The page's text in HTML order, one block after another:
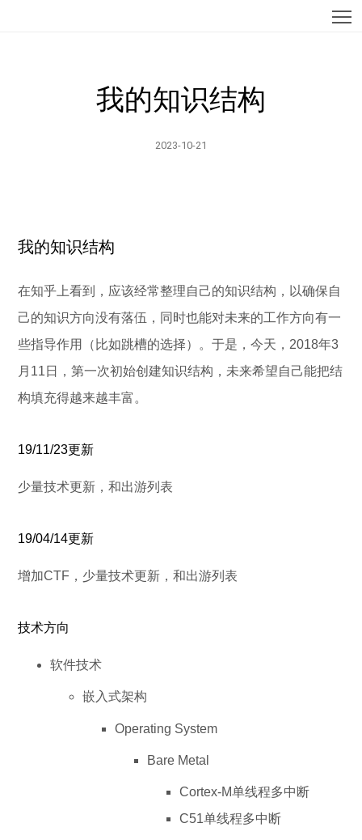
我的知识结构
2023-10-21
我的知识结构
在知乎上看到，应该经常整理自己的知识结构，以确保自
己的知识方向没有落伍，同时也能对未来的工作方向有一
些指导作用（比如跳槽的选择）。于是，今天，2018年3
月11日，第一次初始创建知识结构，未来希望自己能把结
构填充得越来越丰富。
19/11/23更新
少量技术更新，和出游列表
19/04/14更新
增加CTF，少量技术更新，和出游列表
技术方向
软件技术
嵌入式架构
Operating System
Bare Metal
Cortex-M单线程多中断
C51单线程多中断